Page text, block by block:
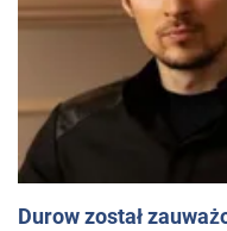
Durow został